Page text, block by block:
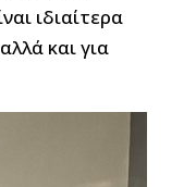
ιδιαίτερα
και για